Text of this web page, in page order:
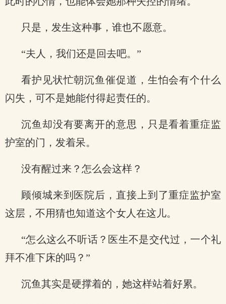
只是，发生这种事，谁也不愿意。
“夫人，我们还是回去吧。”
看护见状忙朝沉鱼催促道，生怕会有个什么
闪失，可不是她能付得起责任的。
沉鱼却没有要离开的意思，只是看着重症监
护室的门，发着呆。
没有醒过来？怎么会这样？
顾倾城来到医院后，直接上到了重症监护室
这层，不用猜也知道这个女人在这儿。
“怎么这么不听话？医生不是交代过，一个礼
拜不准下床的吗？”
沉鱼其实是硬撑着的，她这样站着好累。